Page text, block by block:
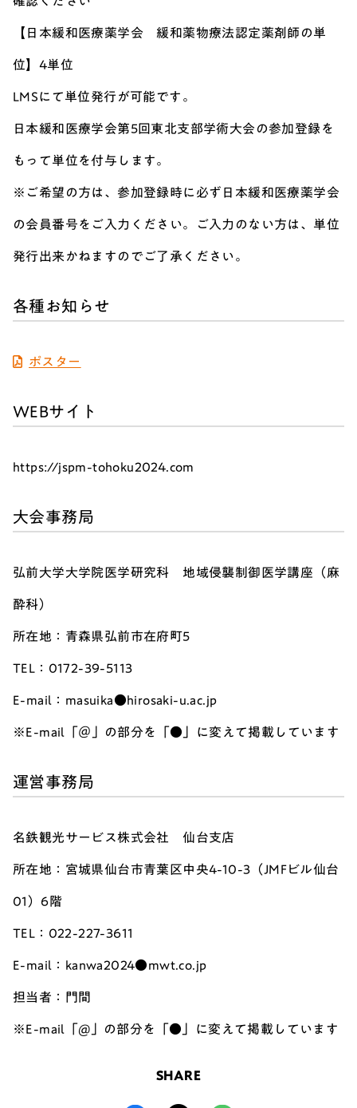
【日本緩和医療薬学会 緩和薬物療法認定薬剤師の単
位】4単位
LMSにて単位発行が可能です。
日本緩和医療学会第5回東北支部学術大会の参加登録を
もって単位を付与します。
※ご希望の方は、参加登録時に必ず日本緩和医療薬学会
の会員番号をご入力ください。ご入力のない方は、単位
発行出来かねますのでご了承ください。
各種お知らせ
ポスター
WEBサイト
https://jspm-tohoku2024.com
大会事務局
弘前大学大学院医学研究科 地域侵襲制御医学講座（麻
酔科）
所在地：青森県弘前市在府町5
TEL：0172-39-5113
E-mail：masuika●hirosaki-u.ac.jp
※E-mail「＠」の部分を「●」に変えて掲載しています
運営事務局
名鉄観光サービス株式会社 仙台支店
所在地：宮城県仙台市青葉区中央4-10-3（JMFビル仙台
01）6階
TEL：022-227-3611
E-mail：kanwa2024●mwt.co.jp
担当者：門間
※E-mail「@」の部分を「●」に変えて掲載しています
SHARE